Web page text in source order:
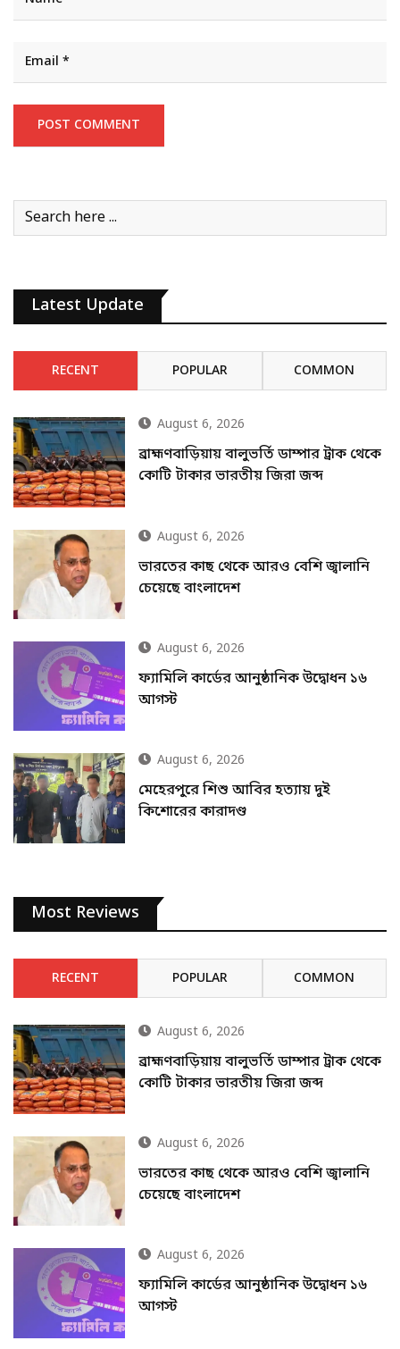
Latest Update
RECENT POPULAR COMMON
August 6, 2026
ব্রাহ্মণবাড়িয়ায় বালুভর্তি ডাম্পার ট্রাক থেকে
কোটি টাকার ভারতীয় জিরা জব্দ
August 6, 2026
ভারতের কাছ থেকে আরও বেশি জ্বালানি
চেয়েছে বাংলাদেশ
August 6, 2026
ফ্যামিলি কার্ডের আনুষ্ঠানিক উদ্বোধন ১৬
আগস্ট
August 6, 2026
মেহেরপুরে শিশু আবির হত্যায় দুই
কিশোরের কারাদণ্ড
Most Reviews
RECENT POPULAR COMMON
August 6, 2026
ব্রাহ্মণবাড়িয়ায় বালুভর্তি ডাম্পার ট্রাক থেকে
কোটি টাকার ভারতীয় জিরা জব্দ
August 6, 2026
ভারতের কাছ থেকে আরও বেশি জ্বালানি
চেয়েছে বাংলাদেশ
August 6, 2026
ফ্যামিলি কার্ডের আনুষ্ঠানিক উদ্বোধন ১৬
আগস্ট